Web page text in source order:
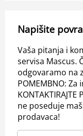
Napišite
Vaša pitanja i
servisa Mascus.
odgovaramo na
POMEMBNO:
ne poseduje
prodavaca!